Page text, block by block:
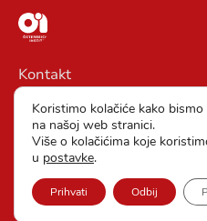
Kontakt
Impressum
Opšti uslovi poslovanja
Postavke kolačića
Koristimo kolačiće kako
na našoj web stranici.
Više o kolačićima koje
u postavke.
Prihvati Odbij